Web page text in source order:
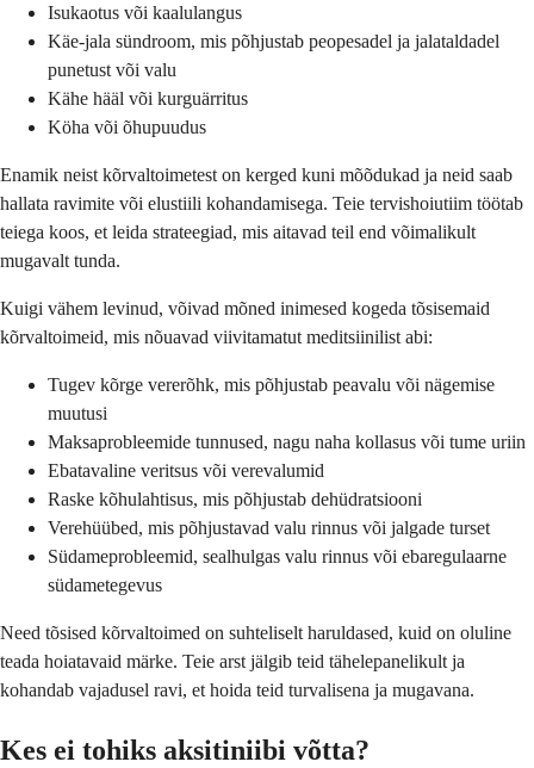
Isukaotus või kaalulangus
Käe-jala sündroom, mis põhjustab peopesadel ja jalataldadel
punetust või valu
Kähe hääl või kurguärritus
Köha või õhupuudus
Enamik neist kõrvaltoimetest on kerged kuni mõõdukad ja neid saab
hallata ravimite või elustiili kohandamisega. Teie tervishoiutiim töötab
teiega koos, et leida strateegiad, mis aitavad teil end võimalikult
mugavalt tunda.
Kuigi vähem levinud, võivad mõned inimesed kogeda tõsisemaid
kõrvaltoimeid, mis nõuavad viivitamatut meditsiinilist abi:
Tugev kõrge vererõhk, mis põhjustab peavalu või nägemise
muutusi
Maksaprobleemide tunnused, nagu naha kollasus või tume uriin
Ebatavaline veritsus või verevalumid
Raske kõhulahtisus, mis põhjustab dehüdratsiooni
Verehüübed, mis põhjustavad valu rinnus või jalgade turset
Südameprobleemid, sealhulgas valu rinnus või ebaregulaarne
südametegevus
Need tõsised kõrvaltoimed on suhteliselt haruldased, kuid on oluline
teada hoiatavaid märke. Teie arst jälgib teid tähelepanelikult ja
kohandab vajadusel ravi, et hoida teid turvalisena ja mugavana.
Kes ei tohiks aksitiniibi võtta?